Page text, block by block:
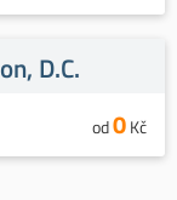
D.C.
od0Kč